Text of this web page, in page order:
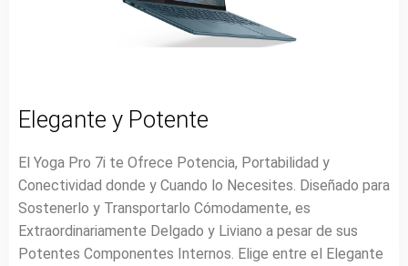
Elegante y Potente
El Yoga Pro 7i te Ofrece Potencia, Portabilidad y
Conectividad donde y Cuando lo Necesites. Diseñado para
Sostenerlo y Transportarlo Cómodamente, es
Extraordinariamente Delgado y Liviano a pesar de sus
Potentes Componentes Internos. Elige entre el Elegante